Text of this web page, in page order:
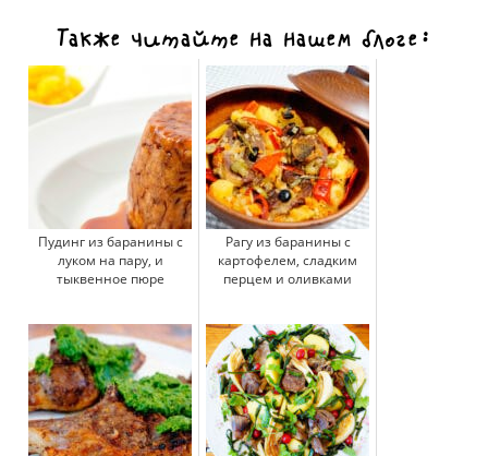
Также читайте на нашем блоге:
Пудинг из баранины с
луком на пару, и
тыквенное пюре
Рагу из баранины с
картофелем, сладким
перцем и оливками